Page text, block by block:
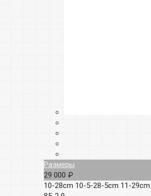
Размеры
29 000 ₽
10-28cm 10-5-28-5cm 11-29cm